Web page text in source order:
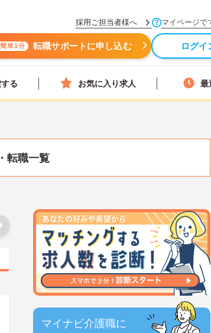
採用ご担当者様へ マイページで
単1分 転職サポートに申し込む ログイ
る お気に入り求人 最
転職一覧
マイナビ介護職に